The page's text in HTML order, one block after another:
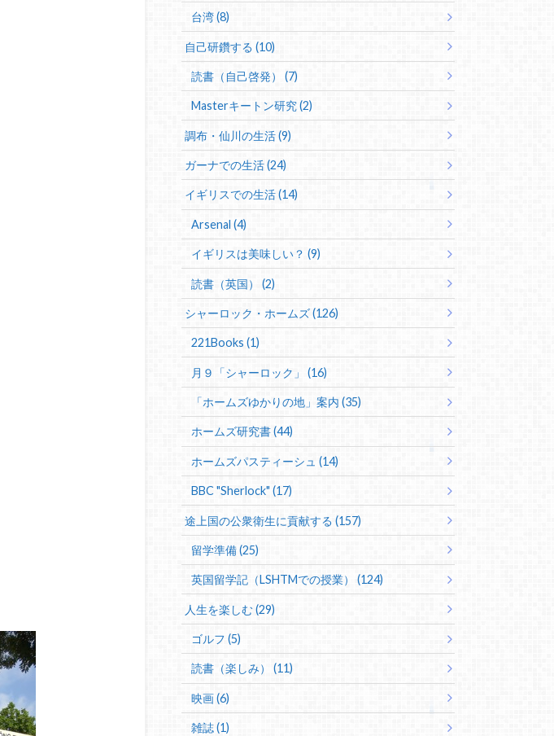
台湾 (8)
自己研鑽する (10)
読書（自己啓発） (7)
Masterキートン研究 (2)
調布・仙川の生活 (9)
ガーナでの生活 (24)
イギリスでの生活 (14)
Arsenal (4)
イギリスは美味しい？ (9)
読書（英国） (2)
シャーロック・ホームズ (126)
221Books (1)
月９「シャーロック」 (16)
「ホームズゆかりの地」案内 (35)
ホームズ研究書 (44)
ホームズパスティーシュ (14)
BBC "Sherlock" (17)
途上国の公衆衛生に貢献する (157)
留学準備 (25)
英国留学記（LSHTMでの授業） (124)
人生を楽しむ (29)
ゴルフ (5)
読書（楽しみ） (11)
映画 (6)
雑誌 (1)